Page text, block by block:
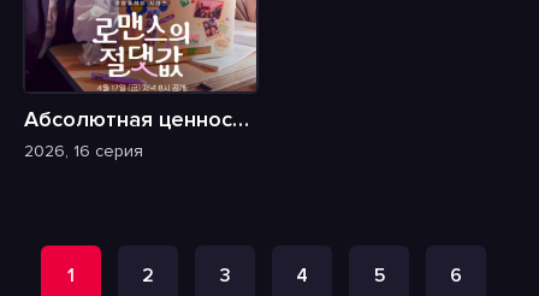
Абсолютная ценность романтики
2026, 16 серия
1 2 3 4 5 6